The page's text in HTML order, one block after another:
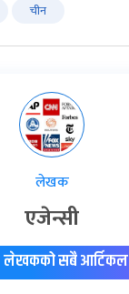
चीन
लेखक
एजेन्सी
लेखकको सबै आर्टिकल